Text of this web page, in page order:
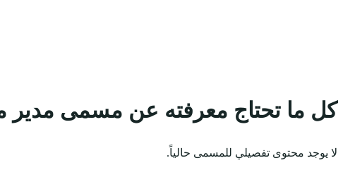
كل ما تحتاج معرفته عن مسمى مدير
لا يوجد محتوى تفصيلي للمسمى حالياً.